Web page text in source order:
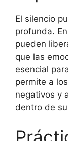
El silencio
profunda.
pueden
que las
esencial
permite a
negativos y
dentro de